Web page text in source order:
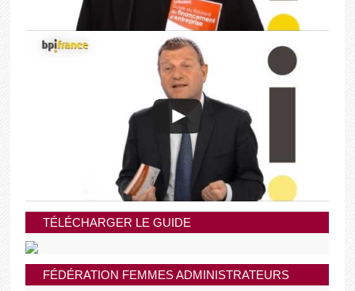
TÉLÉCHARGER LE GUIDE
FÉDÉRATION FEMMES ADMINISTRATEURS